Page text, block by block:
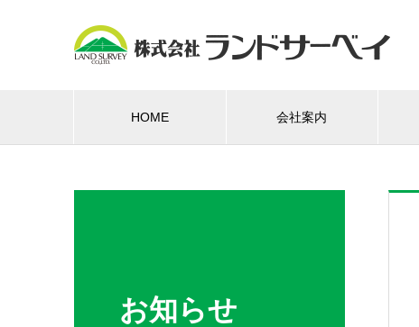
HOME 会社案内
お知らせ